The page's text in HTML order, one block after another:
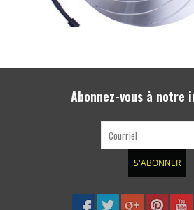
Abonnez-vous à notre
S'ABONNER